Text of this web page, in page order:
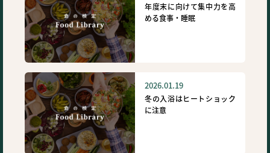
年度末に向けて集中力を高
める食事・睡眠
2026.01.19
冬の入浴はヒートショック
に注意